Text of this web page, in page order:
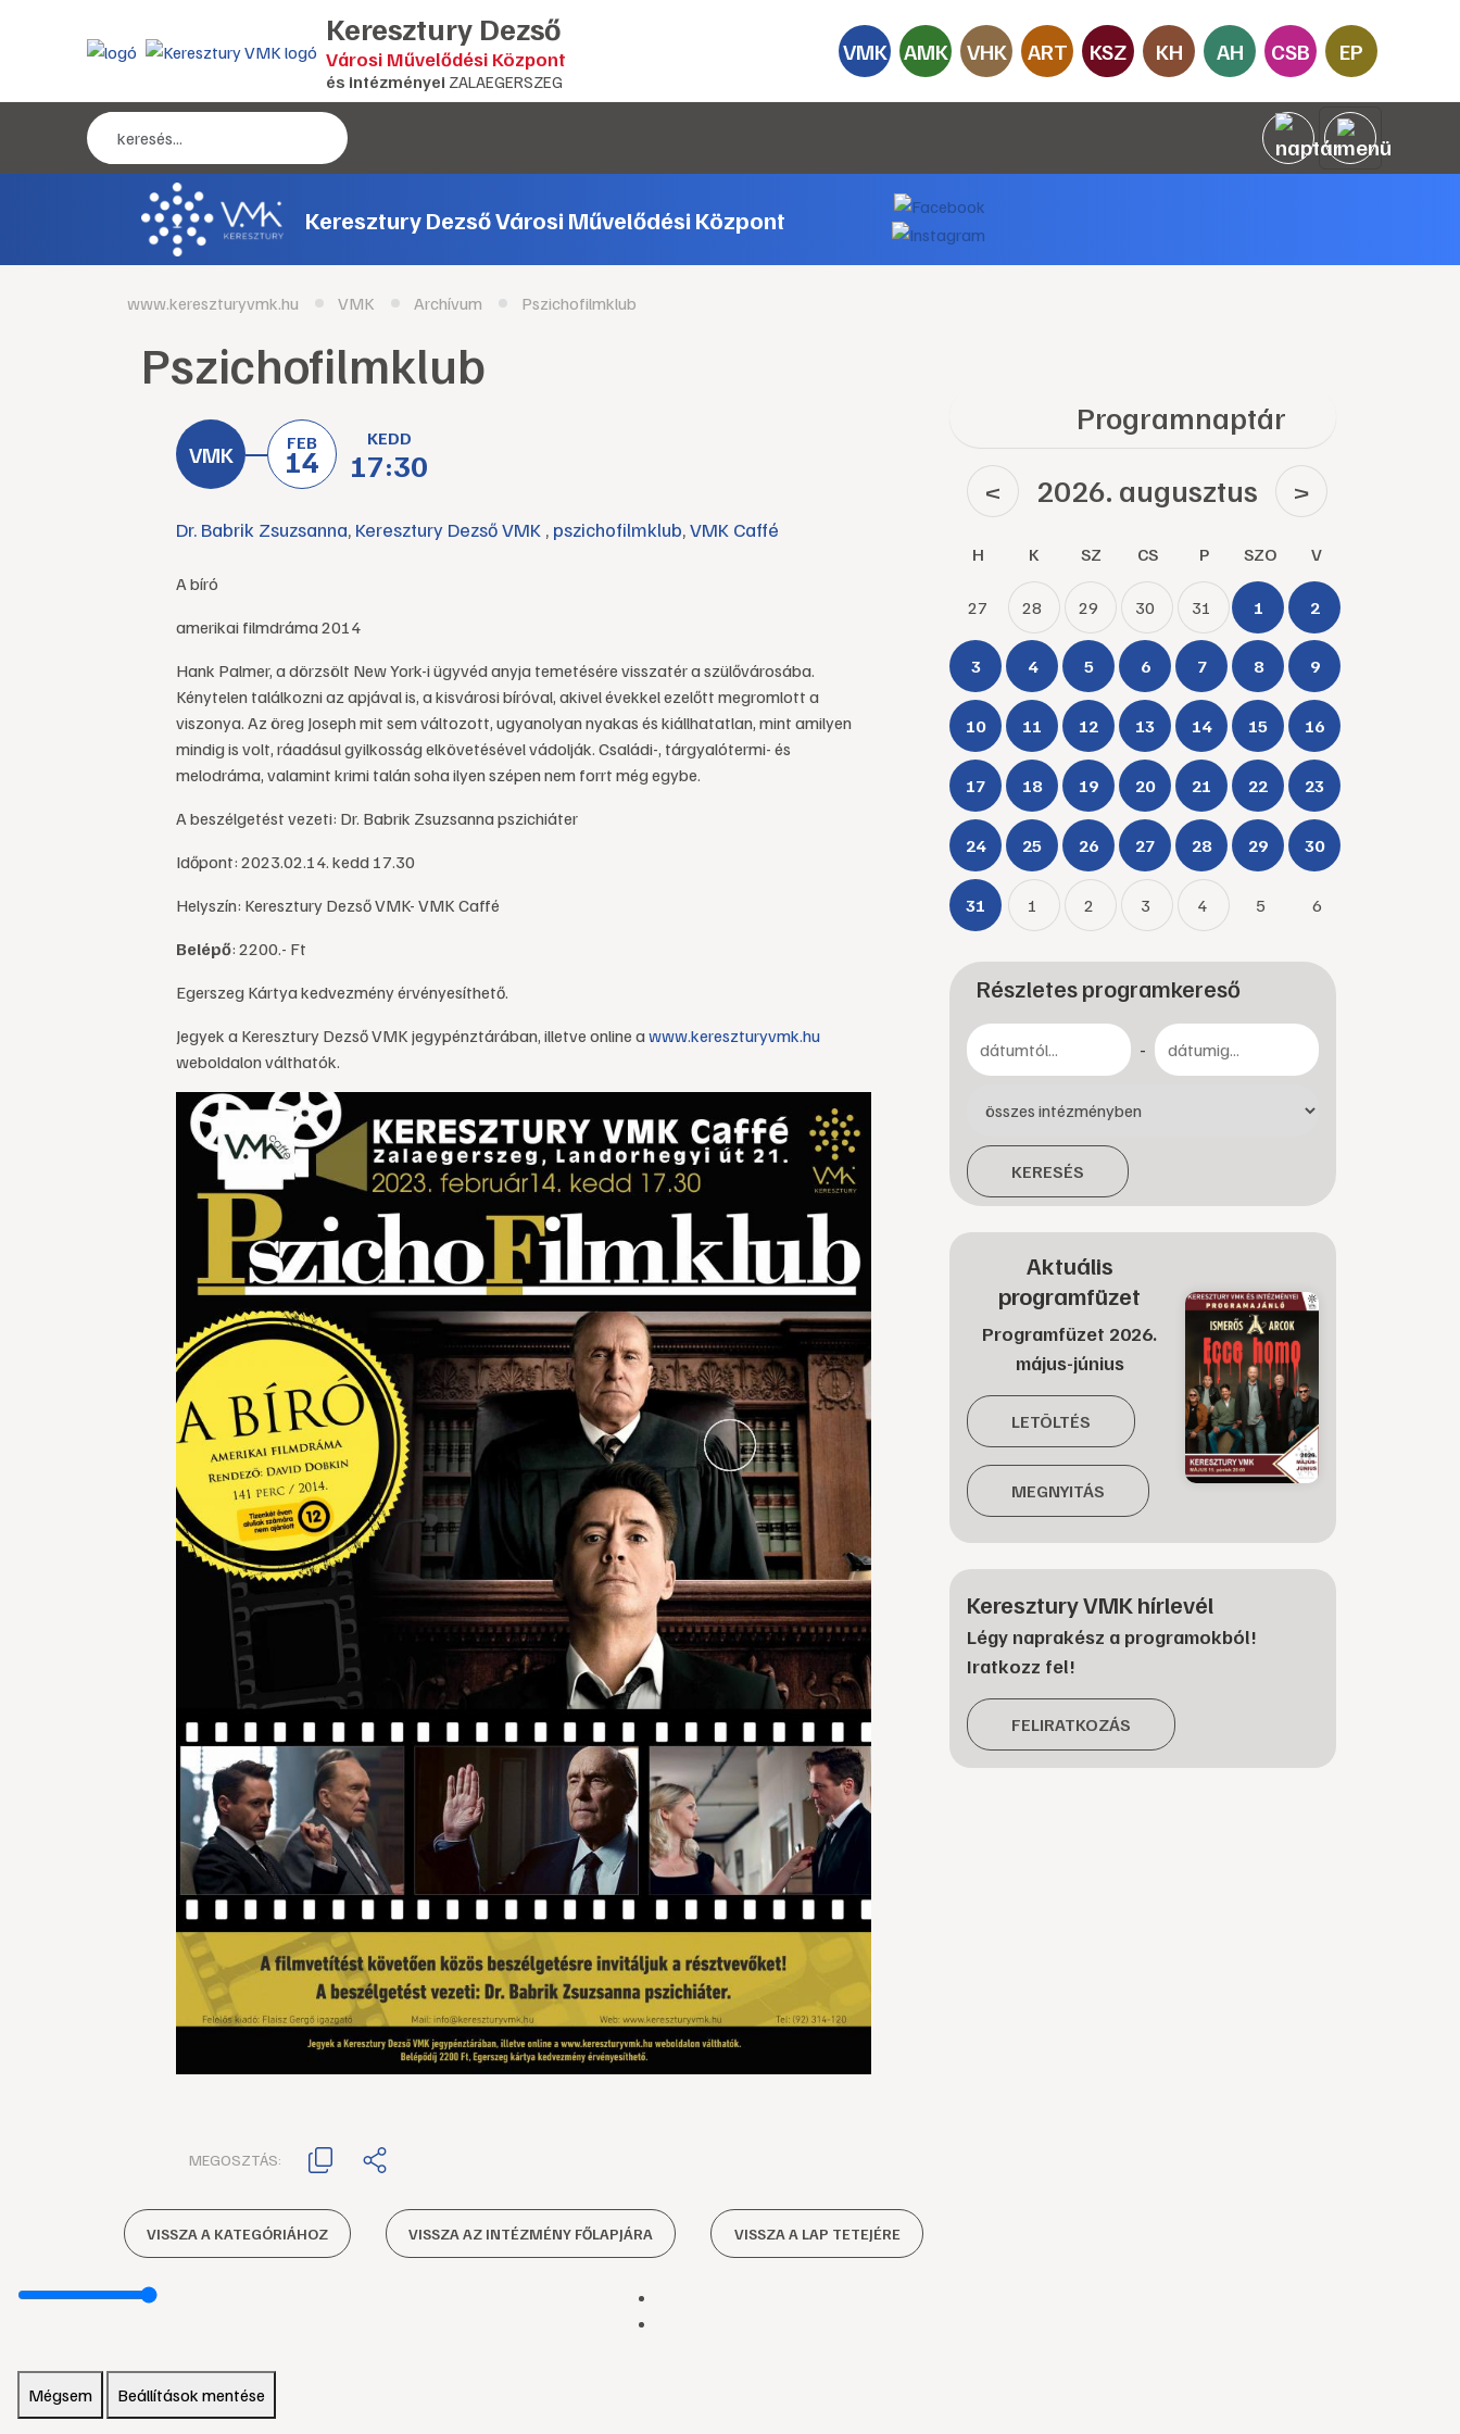
Keresztury Dezső
Városi Művelődési Központ
és intézményei ZALAEGERSZEG
VMK AMK VHK ART KSZ KH AH CSB EP
Keresztury Dezső Városi Művelődési Központ
www.kereszturyvmk.hu VMK Archívum Pszichofilmklub
Pszichofilmklub
FEB
14
KEDD
17:30
Dr. Babrik Zsuzsanna, Keresztury Dezső VMK , pszichofilmklub,VMK Caffé
A bíró
amerikai filmdráma 2014
Hank Palmer, a dörzsölt New York-i ügyvéd anyja temetésére visszatér a szülővárosába.
Kénytelen találkozni az apjával is, a kisvárosi bíróval, akivel évekkel ezelőtt megromlott a
viszonya. Az öreg Joseph mit sem változott, ugyanolyan nyakas és kiállhatatlan, mint amilyen
mindig is volt, ráadásul gyilkosság elkövetésével vádolják. Családi-, tárgyalótermi- és
melodráma, valamint krimi talán soha ilyen szépen nem forrt még egybe.
A beszélgetést vezeti: Dr. Babrik Zsuzsanna pszichiáter
Időpont: 2023.02.14. kedd 17.30
Helyszín: Keresztury Dezső VMK- VMK Caffé
Belépő: 2200.- Ft
Egerszeg Kártya kedvezmény érvényesíthető.
Jegyek a Keresztury Dezső VMK jegypénztárában, illetve online awww.kereszturyvmk.hu
weboldalon válthatók.
MEGOSZTÁS:
VISSZA A KATEGÓRIÁHOZ VISSZA AZ INTÉZMÉNY FŐLAPJÁRA VISSZA A LAP TETEJÉRE
Programnaptár
< 2026. augusztus >
H K SZ CS P SZO V
27 28 29 30 31 1 2
3 4 5 6 7 8 9
10 11 12 13 14 15 16
17 18 19 20 21 22 23
24 25 26 27 28 29 30
31 1 2 3 4 5 6
Részletes programkereső
-
KERESÉS
Aktuális
programfüzet
Programfüzet 2026.
május-június
LETÖLTÉS
MEGNYITÁS
Keresztury VMK hírlevél
Légy naprakész a programokból!
Iratkozz fel!
FELIRATKOZÁS
Mégsem Beállítások mentése